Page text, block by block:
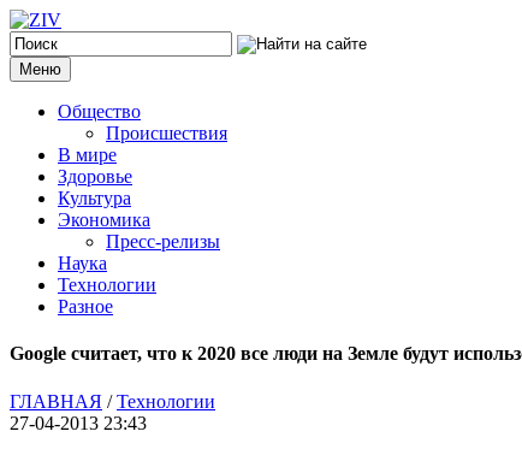
Меню
Общество
Происшествия
В мире
Здоровье
Культура
Экономика
Пресс-релизы
Наука
Технологии
Разное
Google считает, что к 2020 все люди на Земле будут
ГЛАВНАЯ /Технологии
27-04-2013 23:43